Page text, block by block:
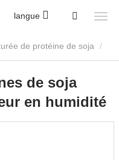
langue
de protéine de soja
à haute teneur en
de soja
en humidité